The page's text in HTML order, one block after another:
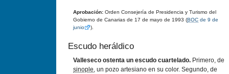
Aprobación: Orden Consejerí­a de Presidencia y Turismo del
Gobierno de Canarias de 17 de mayo de 1993 (BOC de 9 de
junio
).
Escudo heráldico
Valleseco ostenta un escudo cuartelado. Primero, de
sinople, un pozo artesiano en su color. Segundo, de